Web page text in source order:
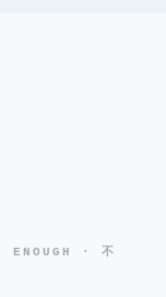
ENOUGH · 不